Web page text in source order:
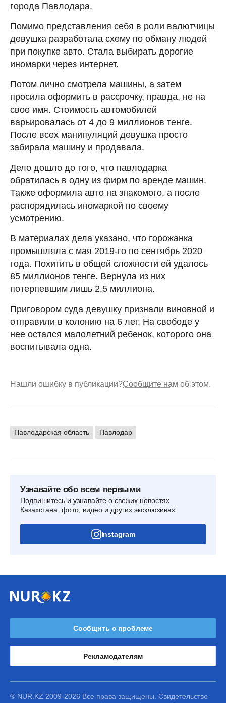
города Павлодара.
Помимо представления себя в роли валютчицы
девушка разработала схему по обману людей
при покупке авто. Стала выбирать дорогие
иномарки через интернет.
Потом лично смотрела машины, а затем
просила оформить в рассрочку, правда, не на
свое имя. Стоимость автомобилей
варьировалась от 4 до 9 миллионов тенге.
После всех манипуляций девушка просто
забирала машину и продавала.
Дело дошло до того, что павлодарка
обратилась в одну из фирм по аренде машин.
Также оформила авто на знакомого, а после
распорядилась иномаркой по своему
усмотрению.
В материалах дела указано, что горожанка
промышляла с мая 2019-го по сентябрь 2020
года. Похитить в общей сложности ей удалось
85 миллионов тенге. Вернула из них
потерпевшим лишь 2,5 миллиона.
Приговором суда девушку признали виновной и
отправили в колонию на 6 лет. На свободе у
нее остался малолетний ребенок, которого она
воспитывала одна.
Нашли ошибку в публикации?Сообщите нам об этом.
Павлодарская область Павлодар
Узнавайте обо всем первыми
Подпишитесь и узнавайте о свежих новостях
Казахстана, фото, видео и других эксклюзивах
Instagram
Сообщить о проблеме
Рекламодателям
® NUR.KZ 2009-2026 Все права защищены. Свидетельство